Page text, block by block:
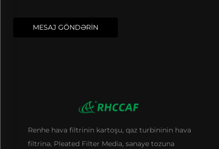
MESAJ GÖNDƏRİN
Renhe hava filtrinin kartoşu, qaz turbininin hava
filtrinə, Pleated Filter Media, sənaye tozuna